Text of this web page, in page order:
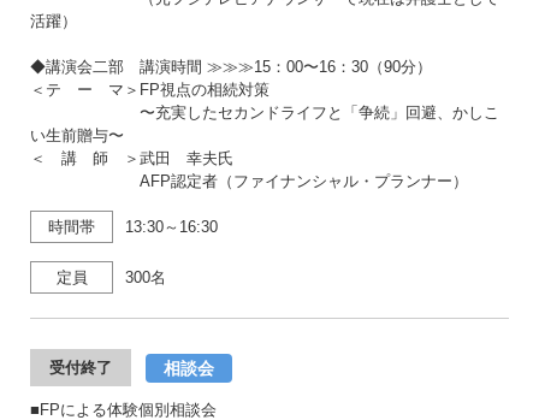
活躍）
◆講演会二部 講演時間 ≫≫≫15：00〜16：30（90分）
＜テ ー マ＞FP視点の相続対策
〜充実したセカンドライフと「争続」回避、かしこ
い生前贈与〜
＜ 講 師 ＞武田 幸夫氏
AFP認定者（ファイナンシャル・プランナー）
時間帯 13:30～16:30
定員 300名
受付終了 相談会
■FPによる体験個別相談会